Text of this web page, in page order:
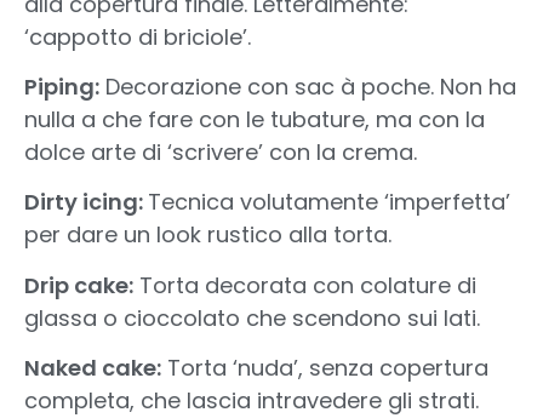
‘cappotto di briciole’.
Piping: Decorazione con sac à poche. Non ha
nulla a che fare con le tubature, ma con la
dolce arte di ‘scrivere’ con la crema.
Dirty icing: Tecnica volutamente ‘imperfetta’
per dare un look rustico alla torta.
Drip cake: Torta decorata con colature di
glassa o cioccolato che scendono sui lati.
Naked cake: Torta ‘nuda’, senza copertura
completa, che lascia intravedere gli strati.